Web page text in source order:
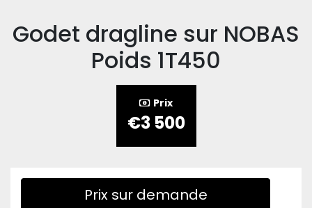
Godet dragline sur NOBAS
Poids 1T450
Prix
€3 500
Prix sur demande